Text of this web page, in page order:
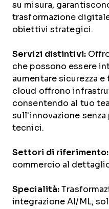
su misura,
trasformazione
obiettivi strategici.
Servizi distintivi:
che possono essere
aumentare sicurezza e
cloud offrono
consentendo al tuo
sull'innovazione
tecnici.
Settori di riferimento:
commercio al
Specialità:
integrazione AI/ML,